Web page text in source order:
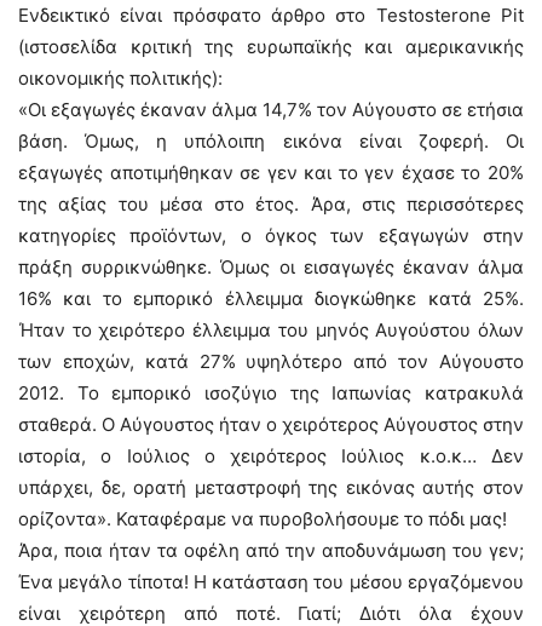
Ενδεικτικό είναι πρόσφατο άρθρο στο Testosterone Pit
(ιστοσελίδα κριτική της ευρωπαϊκής και αμερικανικής
οικονομικής πολιτικής):
«Οι εξαγωγές έκαναν άλμα 14,7% τον Αύγουστο σε ετήσια
βάση. Όμως, η υπόλοιπη εικόνα είναι ζοφερή. Οι
εξαγωγές αποτιμήθηκαν σε γεν και το γεν έχασε το 20%
της αξίας του μέσα στο έτος. Άρα, στις περισσότερες
κατηγορίες προϊόντων, ο όγκος των εξαγωγών στην
πράξη συρρικνώθηκε. Όμως οι εισαγωγές έκαναν άλμα
16% και το εμπορικό έλλειμμα διογκώθηκε κατά 25%.
Ήταν το χειρότερο έλλειμμα του μηνός Αυγούστου όλων
των εποχών, κατά 27% υψηλότερο από τον Αύγουστο
2012. Το εμπορικό ισοζύγιο της Ιαπωνίας κατρακυλά
σταθερά. Ο Αύγουστος ήταν ο χειρότερος Αύγουστος στην
ιστορία, ο Ιούλιος ο χειρότερος Ιούλιος κ.ο.κ… Δεν
υπάρχει, δε, ορατή μεταστροφή της εικόνας αυτής στον
ορίζοντα». Καταφέραμε να πυροβολήσουμε το πόδι μας!
Άρα, ποια ήταν τα οφέλη από την αποδυνάμωση του γεν;
Ένα μεγάλο τίποτα! Η κατάσταση του μέσου εργαζόμενου
είναι χειρότερη από ποτέ. Γιατί; Διότι όλα έχουν